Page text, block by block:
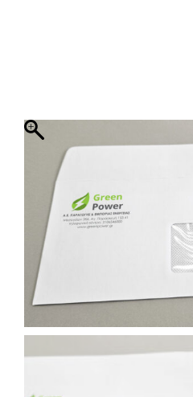
ΠΡΟΣΚΛΗΤΗΡΙΟ
ΕΚΤΥΠΩΣΗ
0